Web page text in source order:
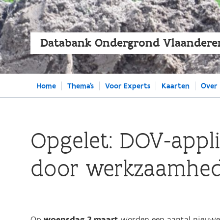
Databank Ondergrond
Home Thema's Voor Experts Kaarten Over
Opgelet: DOV-
door